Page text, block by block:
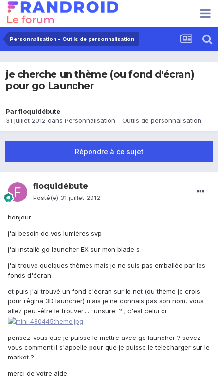
Personnalisation - Outils de personnalisation
je cherche un thème (ou fond d'écran)
pour go Launcher
Parfloquidébute
31 juillet 2012 dans Personnalisation - Outils de personnalisation
Répondre à ce sujet
floquidébute
Posté(e) 31 juillet 2012
bonjour
j'ai besoin de vos lumières svp
j'ai installé go launcher EX sur mon blade s
j'ai trouvé quelques thèmes mais je ne suis pas emballée par les
fonds d'écran
et puis j'ai trouvé un fond d'écran sur le net (ou thème je crois
pour régina 3D launcher) mais je ne connais pas son nom, vous
allez peut-être le trouver..... :unsure: ? ; c'est celui ci
pensez-vous que je puisse le mettre avec go launcher ? savez-
vous comment il s'appelle pour que je puisse le telecharger sur le
market ?
merci de votre aide